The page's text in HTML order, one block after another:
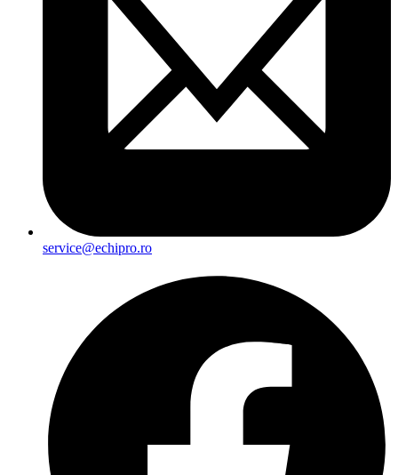
service@echipro.ro